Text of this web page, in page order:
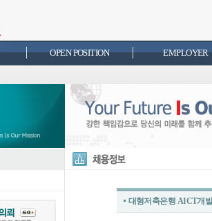
OPEN POSITION EMPLOYER
대형저축은행 AICT개